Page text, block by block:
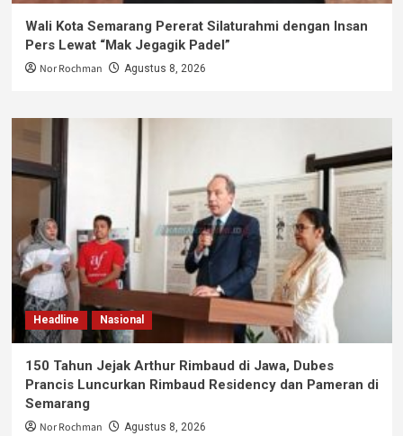
Wali Kota Semarang Pererat Silaturahmi dengan Insan
Pers Lewat “Mak Jegagik Padel”
Nor Rochman Agustus 8, 2026
Headline Nasional
150 Tahun Jejak Arthur Rimbaud di Jawa, Dubes
Prancis Luncurkan Rimbaud Residency dan Pameran di
Semarang
Nor Rochman Agustus 8, 2026